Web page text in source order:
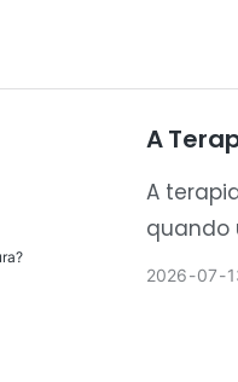
A
A
quando
2026 07